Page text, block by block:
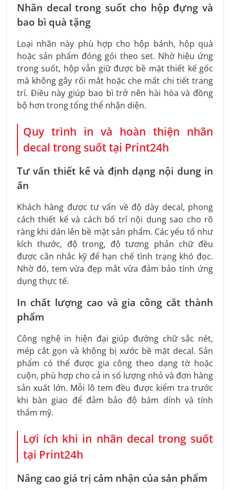
Nhãn decal trong suốt cho hộp đựng và
bao bì quà tặng
Loại nhãn này phù hợp cho hộp bánh, hộp quà
hoặc sản phẩm đóng gói theo set. Nhờ hiệu ứng
trong suốt, hộp vẫn giữ được bề mặt thiết kế gốc
mà không gây rối mắt hoặc che mất chi tiết trang
trí. Điều này giúp bao bì trở nên hài hòa và đồng
bộ hơn trong tổng thể nhận diện.
Quy trình in và hoàn thiện nhãn
decal trong suốt tại Print24h
Tư vấn thiết kế và định dạng nội dung in
ấn
Khách hàng được tư vấn về độ dày decal, phong
cách thiết kế và cách bố trí nội dung sao cho rõ
ràng khi dán lên bề mặt sản phẩm. Các yếu tố như
kích thước, độ trong, độ tương phản chữ đều
được cân nhắc kỹ để hạn chế tình trạng khó đọc.
Nhờ đó, tem vừa đẹp mắt vừa đảm bảo tính ứng
dụng thực tế.
In chất lượng cao và gia công cắt thành
phẩm
Công nghệ in hiện đại giúp đường chữ sắc nét,
mép cắt gọn và không bị xước bề mặt decal. Sản
phẩm có thể được gia công theo dạng tờ hoặc
cuộn, phù hợp cho cả in số lượng nhỏ và đơn hàng
sản xuất lớn. Mỗi lô tem đều được kiểm tra trước
khi bàn giao để đảm bảo độ bám dính và tính
thẩm mỹ.
Lợi ích khi in nhãn decal trong suốt
tại Print24h
Nâng cao giá trị cảm nhận của sản phẩm